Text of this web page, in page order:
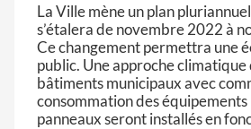
La Ville mène un plan
s’étalera de novembre 2022 à
Ce changement permettra une
public. Une approche
bâtiments municipaux avec
consommation des
panneaux seront installés en